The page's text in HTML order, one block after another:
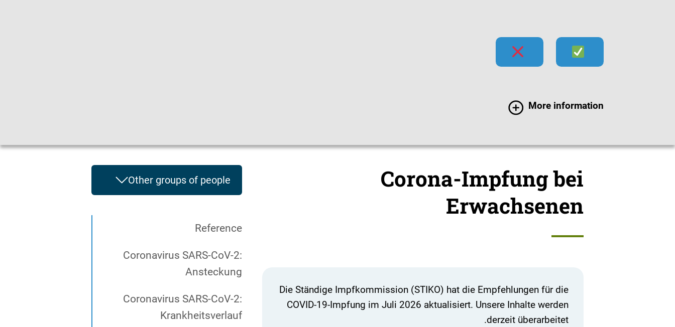
More information
Coronavirus SARS-CoV-2
Corona-Impfung bei
Erwachsenen
Die Ständige Impfkommission (STIKO) hat die Empfehlungen für die
COVID-19-Impfung im Juli 2026 aktualisiert. Unsere Inhalte werden
derzeit überarbeitet.
Other groups of people
Reference
Coronavirus SARS-CoV-2:
Ansteckung
Coronavirus SARS-CoV-2:
Krankheitsverlauf